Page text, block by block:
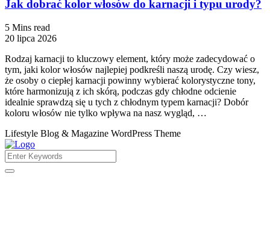
Jak dobrać kolor włosów do karnacji i typu urody?
5 Mins read
20 lipca 2026
Rodzaj karnacji to kluczowy element, który może zadecydować o
tym, jaki kolor włosów najlepiej podkreśli naszą urodę. Czy wiesz,
że osoby o ciepłej karnacji powinny wybierać kolorystyczne tony,
które harmonizują z ich skórą, podczas gdy chłodne odcienie
idealnie sprawdzą się u tych z chłodnym typem karnacji? Dobór
koloru włosów nie tylko wpływa na nasz wygląd, …
Lifestyle Blog & Magazine WordPress Theme